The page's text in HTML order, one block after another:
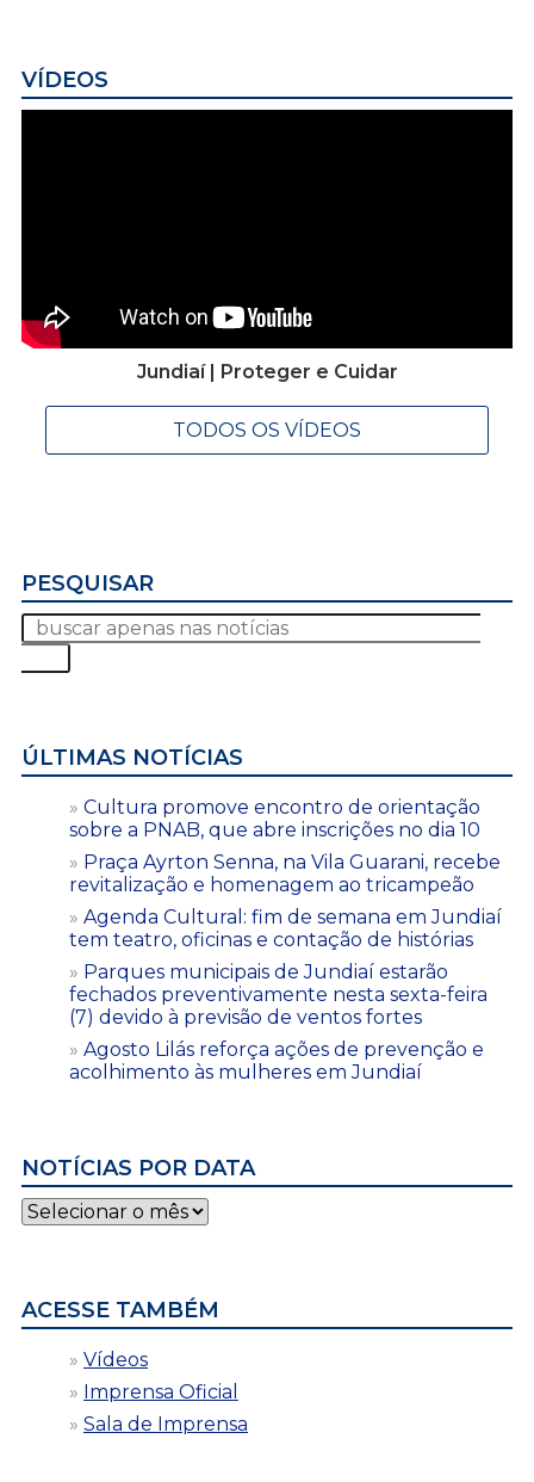
VÍDEOS
Jundiaí | Proteger e Cuidar
TODOS OS VÍDEOS
PESQUISAR
ÚLTIMAS NOTÍCIAS
Cultura promove encontro de orientação
sobre a PNAB, que abre inscrições no dia 10
Praça Ayrton Senna, na Vila Guarani, recebe
revitalização e homenagem ao tricampeão
Agenda Cultural: fim de semana em Jundiaí
tem teatro, oficinas e contação de histórias
Parques municipais de Jundiaí estarão
fechados preventivamente nesta sexta-feira
(7) devido à previsão de ventos fortes
Agosto Lilás reforça ações de prevenção e
acolhimento às mulheres em Jundiaí
NOTÍCIAS POR DATA
Notícias
por
ACESSE TAMBÉM
Vídeos
Imprensa Oficial
Sala de Imprensa